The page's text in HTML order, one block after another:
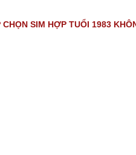
SIM HỢP TUỔI 1983